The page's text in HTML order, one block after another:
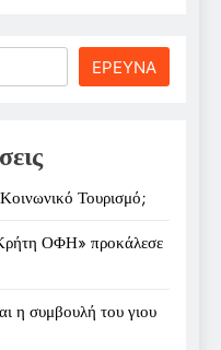
ΕΡΕΥΝΑ
Τουρισμό;
ΟΦΗ» προκάλεσε
η συμβουλή του γιου